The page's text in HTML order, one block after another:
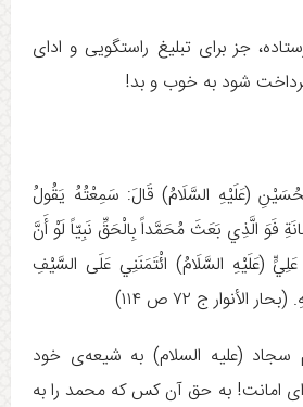
جز برای تبلیغ راستگویی و ادای
پرداخت شود به خوب و بد!
(عَلَيْهِ السَّلَامُ) قَالَ: سَمِعْتُهُ يَقُولُ
فَوَ الَّذِي بَعَثَ مُحَمَّداً بِالْحَقِّ نَبِيّاً لَوْ أَنَّ
(عَلَيْهِ السَّلَامُ) ائْتَمَنَنِي عَلَى السَّيْفِ
الأنوار ج ‏۷۲ ص ۱۱۴)
سجاد (علیه السلام) به شیعه‌ی خود
امانت! به حق آن کس که محمد را به